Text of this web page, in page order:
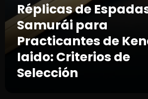
Réplicas de
Samurái para
Practicantes de
Iaido: Criterios de
Selección